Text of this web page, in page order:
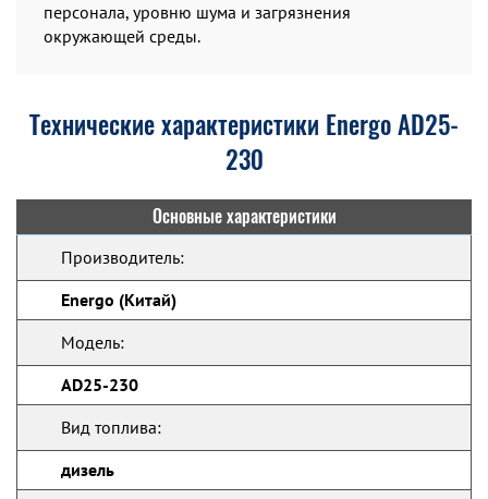
персонала, уровню шума и загрязнения
окружающей среды.
Технические характеристики Energo AD25-
230
Основные характеристики
Производитель:
Energo (Китай)
Модель:
AD25-230
Вид топлива:
дизель